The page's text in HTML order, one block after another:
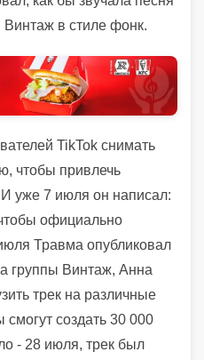
в стиле фонк.
TikTok снимать
чтобы привлечь
уже 7 июля он написал:
официально
Травма опубликовал
группы Винтаж, Анна
трек на различные
создать 30 000
- 28 июля, трек был